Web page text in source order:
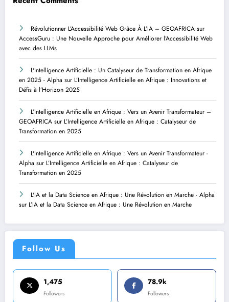
Révolutionner L’Accessibilité Web Grâce À L’IA – GEOAFRICA sur
AccessGuru : Une Nouvelle Approche pour Améliorer l’Accessibilité Web
avec des LLMs
L'Intelligence Artificielle : Un Catalyseur de Transformation en Afrique
en 2025 - Alpha sur L’Intelligence Artificielle en Afrique : Innovations et
Défis à l’Horizon 2025
L’Intelligence Artificielle en Afrique : Vers un Avenir Transformateur –
GEOAFRICA sur L’Intelligence Artificielle en Afrique : Catalyseur de
Transformation en 2025
L'Intelligence Artificielle en Afrique : Vers un Avenir Transformateur -
Alpha sur L’Intelligence Artificielle en Afrique : Catalyseur de
Transformation en 2025
L'IA et la Data Science en Afrique : Une Révolution en Marche - Alpha
sur L’IA et la Data Science en Afrique : Une Révolution en Marche
Follow Us
1,475
Followers
78.9k
Followers